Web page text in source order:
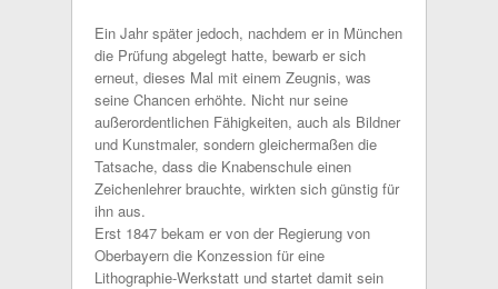
Ein Jahr später jedoch, nachdem er in München
die Prüfung abgelegt hatte, bewarb er sich
erneut, dieses Mal mit einem Zeugnis, was
seine Chancen erhöhte. Nicht nur seine
außerordentlichen Fähigkeiten, auch als Bildner
und Kunstmaler, sondern gleichermaßen die
Tatsache, dass die Knabenschule einen
Zeichenlehrer brauchte, wirkten sich günstig für
ihn aus.
Erst 1847 bekam er von der Regierung von
Oberbayern die Konzession für eine
Lithographie-Werkstatt und startet damit sein